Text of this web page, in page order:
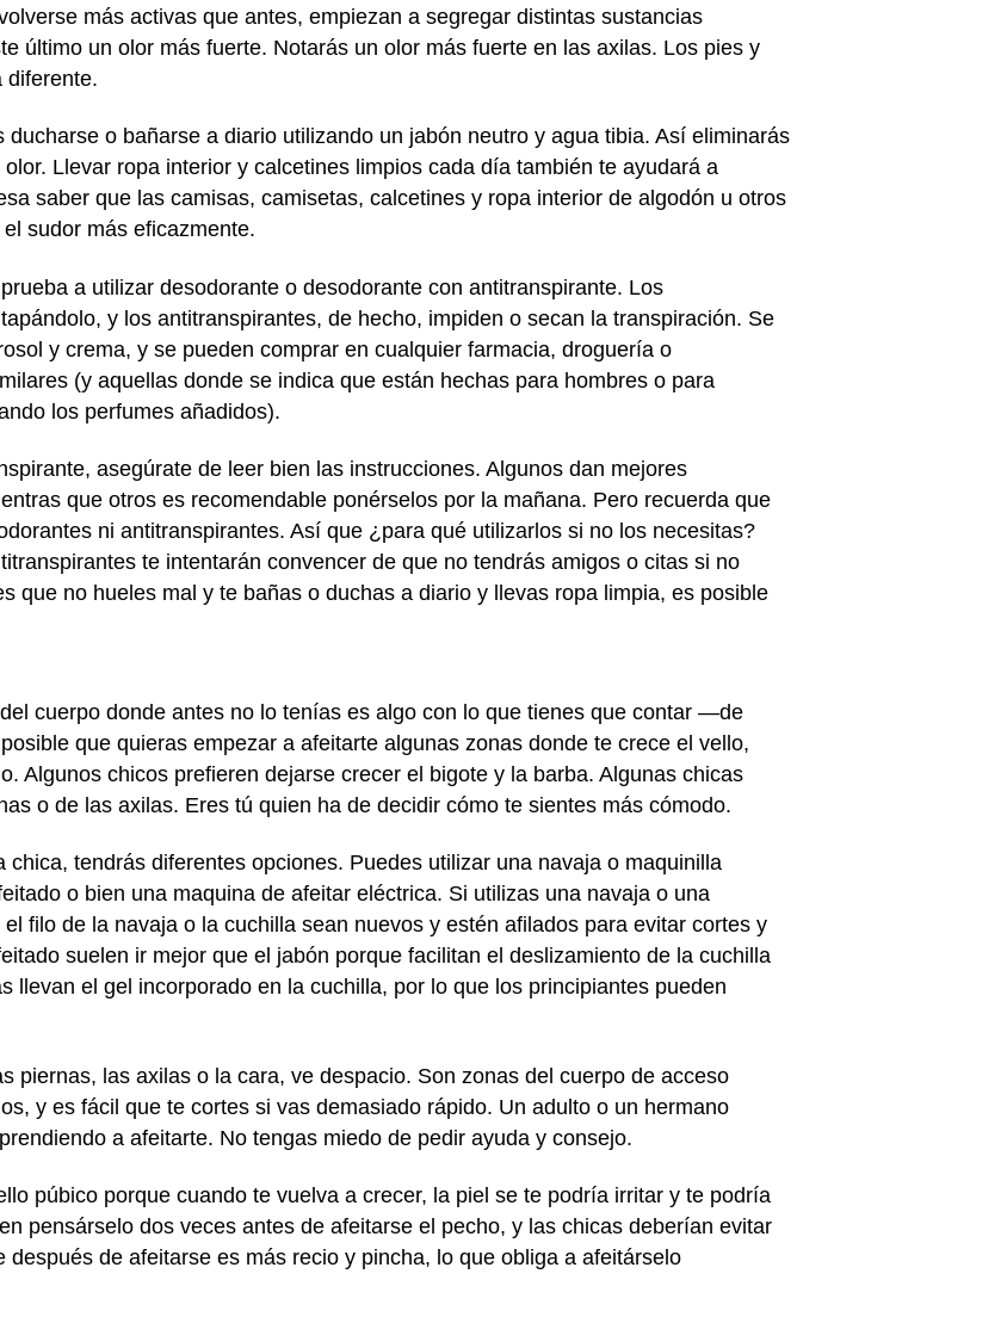
más activas que antes, empiezan a segregar distintas sustancias
último un olor más fuerte. Notarás un olor más fuerte en las axilas. Los pies y
diferente.
o bañarse a diario utilizando un jabón neutro y agua tibia. Así eliminarás
Llevar ropa interior y calcetines limpios cada día también te ayudará a
saber que las camisas, camisetas, calcetines y ropa interior de algodón u otros
sudor más eficazmente.
a utilizar desodorante o desodorante con antitranspirante. Los
y los antitranspirantes, de hecho, impiden o secan la transpiración. Se
y crema, y se pueden comprar en cualquier farmacia, droguería o
(y aquellas donde se indica que están hechas para hombres o para
los perfumes añadidos).
asegúrate de leer bien las instrucciones. Algunos dan mejores
que otros es recomendable ponérselos por la mañana. Pero recuerda que
ni antitranspirantes. Así que ¿para qué utilizarlos si no los necesitas?
te intentarán convencer de que no tendrás amigos o citas si no
que no hueles mal y te bañas o duchas a diario y llevas ropa limpia, es posible
cuerpo donde antes no lo tenías es algo con lo que tienes que contar —de
que quieras empezar a afeitarte algunas zonas donde te crece el vello,
Algunos chicos prefieren dejarse crecer el bigote y la barba. Algunas chicas
o de las axilas. Eres tú quien ha de decidir cómo te sientes más cómodo.
tendrás diferentes opciones. Puedes utilizar una navaja o maquinilla
o bien una maquina de afeitar eléctrica. Si utilizas una navaja o una
filo de la navaja o la cuchilla sean nuevos y estén afilados para evitar cortes y
suelen ir mejor que el jabón porque facilitan el deslizamiento de la cuchilla
llevan el gel incorporado en la cuchilla, por lo que los principiantes pueden
piernas, las axilas o la cara, ve despacio. Son zonas del cuerpo de acceso
y es fácil que te cortes si vas demasiado rápido. Un adulto o un hermano
a afeitarte. No tengas miedo de pedir ayuda y consejo.
púbico porque cuando te vuelva a crecer, la piel se te podría irritar y te podría
pensárselo dos veces antes de afeitarse el pecho, y las chicas deberían evitar
de afeitarse es más recio y pincha, lo que obliga a afeitárselo